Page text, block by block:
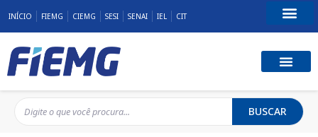
INÍCIO FIEMG CIEMG SESI SENAI IEL CIT
BUSCAR